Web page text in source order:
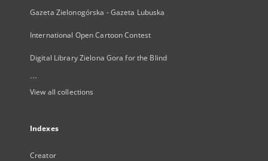
Gazeta Zielonogórska - Gazeta Lubuska
International Open Cartoon Contest
Digital Library Zielona Gora for the Blind
...
View all collections
Indexes
Creator